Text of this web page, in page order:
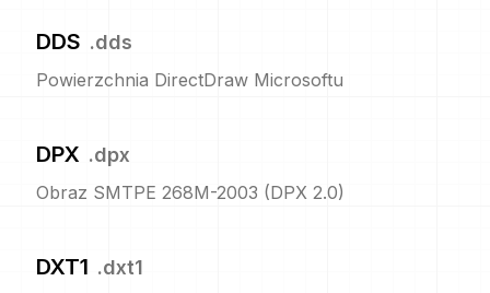
DDS .dds
Powierzchnia DirectDraw Microsoftu
DPX .dpx
Obraz SMTPE 268M-2003 (DPX 2.0)
DXT1 .dxt1